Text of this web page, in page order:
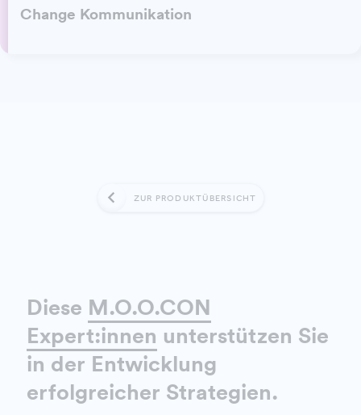
Change Kommunikation
ZUR PRODUKTÜBERSICHT
Diese M.O.O.CON
Expert:innen unterstützen Sie
in der Entwicklung
erfolgreicher Strategien.